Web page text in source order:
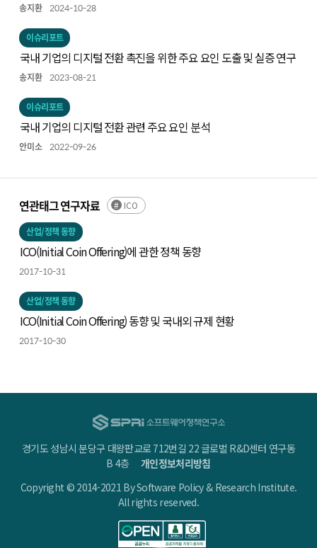
송지환 2024-10-28
이슈리포트
국내 기업의 디지털 전환 촉진을 위한 주요 요인 도출 및 실증 연구
송지환 2023-08-21
이슈리포트
국내 기업의 디지털 전환 관련 주요 요인 분석
안미소 2022-09-26
연관태그 연구자료 ICO
산업/정책 동향
ICO(Initial Coin Offering)에 관한 정책 동향
2017-10-31
산업/정책 동향
ICO(Initial Coin Offering) 동향 및 국내외 규제 현황
2017-10-30
경기도 성남시 분당구 대왕판교로 712번길 22 글로벌 R&D센터 연구동
B 4층개인정보처리방침
Copyright © 2014-2021 By Software Policy & Research Institute.
All rights reserved.